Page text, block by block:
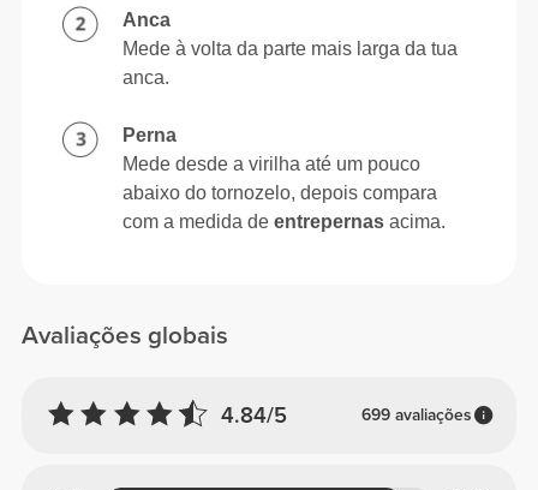
Avaliações globais
4.84/5 699 avaliações
Anca
Mede à volta da parte mais larga da tua
anca.
Perna
Mede desde a virilha até um pouco
abaixo do tornozelo, depois compara
com a medida deentrepernas acima.